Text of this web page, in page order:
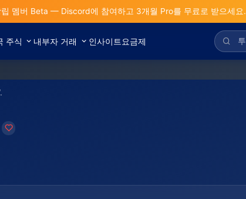
립 멤버 Beta — Discord에 참여하고 3개월 Pro를 무료로 받으세요.
주식 내부자 거래 인사이트 요금제